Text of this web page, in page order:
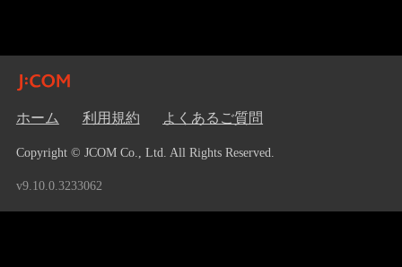
ホーム 利用規約 よくあるご質問
Copyright © JCOM Co., Ltd. All Rights Reserved.
v9.10.0.3233062